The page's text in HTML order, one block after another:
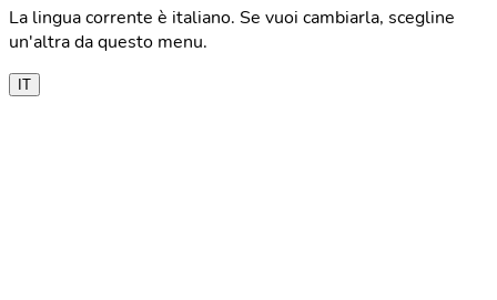
La lingua corrente è italiano. Se vuoi cambiarla, scegline
un'altra da questo menu.
IT